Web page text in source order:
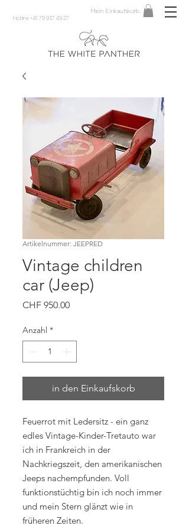
Hotline +41 79 937 49 27
Mein Einkaufskorb
Artikelnummer: JEEPRED
Vintage children
car (Jeep)
CHF 950.00Preis
Anzahl *
in den Einkaufskorb
Feuerrot mit Ledersitz - ein ganz
edles Vintage-Kinder-Tretauto war
ich in Frankreich in der
Nachkriegszeit, den amerikanischen
Jeeps nachempfunden. Voll
funktionstüchtig bin ich noch immer
und mein Stern glänzt wie in
früheren Zeiten.